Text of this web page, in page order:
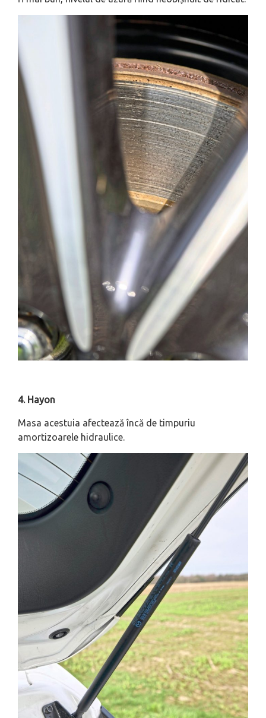
4. Hayon
Masa acestuia afectează încă de timpuriu
amortizoarele hidraulice.